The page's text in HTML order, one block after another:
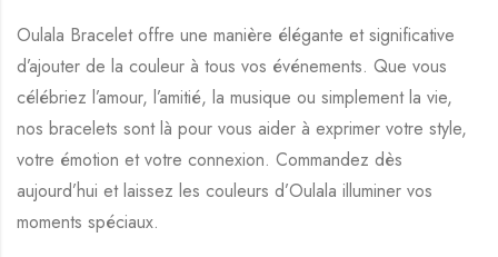
Oulala Bracelet offre une manière élégante et significative
d’ajouter de la couleur à tous vos événements. Que vous
célébriez l’amour, l’amitié, la musique ou simplement la vie,
nos bracelets sont là pour vous aider à exprimer votre style,
votre émotion et votre connexion. Commandez dès
aujourd’hui et laissez les couleurs d’Oulala illuminer vos
moments spéciaux.